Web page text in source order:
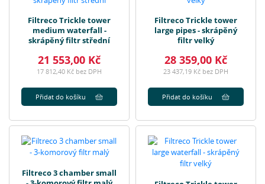
Filtreco Trickle tower
medium waterfall -
skrápěný filtr střední
21 553,00 Kč
17 812,40 Kč bez DPH
Přidat do košíku
Filtreco Trickle tower
large pipes - skrápěný
filtr velký
28 359,00 Kč
23 437,19 Kč bez DPH
Přidat do košíku
Filtreco 3 chamber small